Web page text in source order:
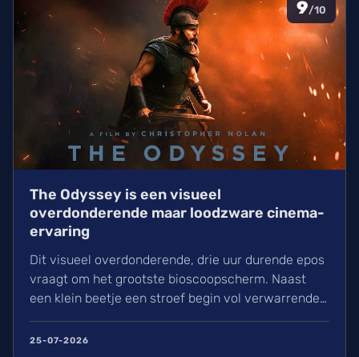
9/10
The Odyssey is een visueel
overdonderende maar loodzware cinema-
ervaring
Dit visueel overdonderende, drie uur durende epos
vraagt om het grootste bioscoopscherm. Naast
een klein beetje een stroef begin vol verwarrende
film in een indrukwekkend epos vol praktische
25-07-2026